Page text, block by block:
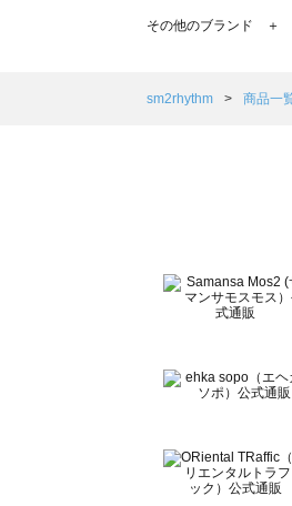
TSUHARU by
Samansa Mos2 Lagom
BETTY'S BLUE（べテ
Wpc.（ワールドパーテ
その他のブランド ＋
sm2rhythm 商品一